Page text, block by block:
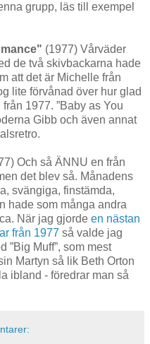
grupp, läs till exempel
(1977) Vårväder
de två skivbackarna hade
att det är Michelle från
lite förvånad över hur glad
1977. ”Baby as You
Gibb och även annat
Och så ÄNNU en från
det blev så. Månadens
svängiga, finstämda,
hade som många andra
När jag gjorde en nästan
från 1977 så valde jag
”Big Muff”, som mest
Martyn så lik Beth Orton
ibland - föredrar man så